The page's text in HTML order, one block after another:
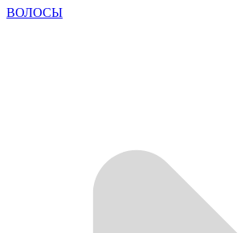
ВОЛОСЫ